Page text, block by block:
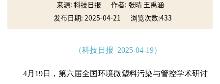
来源: 科技日报
作者: 张晴 王禹涵
发布日期: 2025-04-21
浏览次数:433
（科技日报 2025-04-19）
4月19日，第六届全国环境微塑料污染与管控学术研讨